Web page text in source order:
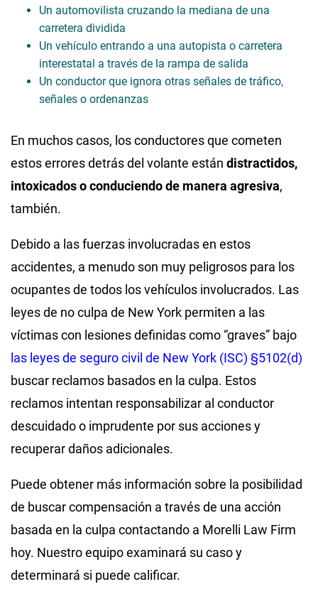
Un automovilista cruzando la mediana de una
carretera dividida
Un vehículo entrando a una autopista o carretera
interestatal a través de la rampa de salida
Un conductor que ignora otras señales de tráfico,
señales o ordenanzas
En muchos casos, los conductores que cometen
estos errores detrás del volante están distractidos,
intoxicados o conduciendo de manera agresiva,
también.
Debido a las fuerzas involucradas en estos
accidentes, a menudo son muy peligrosos para los
ocupantes de todos los vehículos involucrados. Las
leyes de no culpa de New York permiten a las
víctimas con lesiones definidas como “graves” bajo
las leyes de seguro civil de New York (ISC) §5102(d)
buscar reclamos basados ​​en la culpa. Estos
reclamos intentan responsabilizar al conductor
descuidado o imprudente por sus acciones y
recuperar daños adicionales.
Puede obtener más información sobre la posibilidad
de buscar compensación a través de una acción
basada en la culpa contactando a Morelli Law Firm
hoy. Nuestro equipo examinará su caso y
determinará si puede calificar.